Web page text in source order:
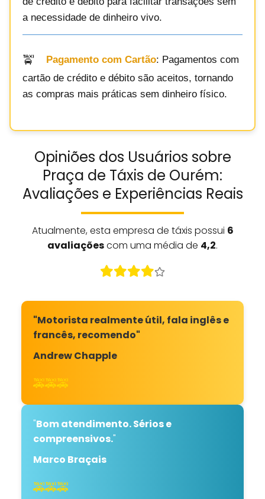
a necessidade de dinheiro vivo.
Pagamento com Cartão: Pagamentos com
cartão de crédito e débito são aceitos, tornando
as compras mais práticas sem dinheiro físico.
Opiniões dos Usuários sobre
Praça de Táxis de Ourém:
Avaliações e Experiências Reais
Atualmente, esta empresa de táxis possui 6
avaliaçõescom uma média de 4,2.
"Motorista realmente útil, fala inglês e
francês, recomendo"
Andrew Chapple
🚕🚕🚕
"Bom atendimento. Sérios e
compreensivos."
Marco Braçais
🚕🚕🚕